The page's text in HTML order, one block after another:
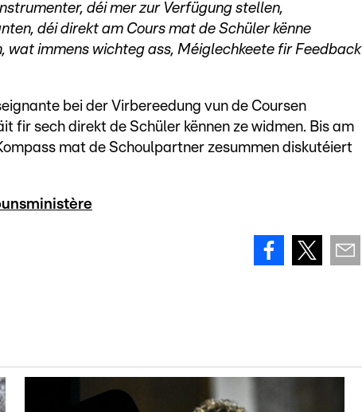
déi mer zur Verfügung stellen,
déi direkt am Cours mat de Schüler kënne
wat immens wichteg ass, Méiglechkeete fir Feedback
bei der Virbereedung vun de Coursen
fir sech direkt de Schüler kënnen ze widmen. Bis am
mat de Schoulpartner zesummen diskutéiert